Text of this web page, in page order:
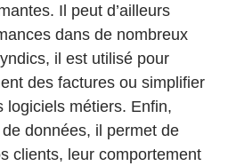
Il peut d’ailleurs
dans de nombreux
il est utilisé pour
des factures ou simplifier
logiciels métiers. Enfin,
données, il permet de
clients, leur comportement